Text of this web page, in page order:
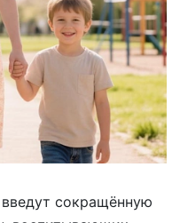
сокращённую